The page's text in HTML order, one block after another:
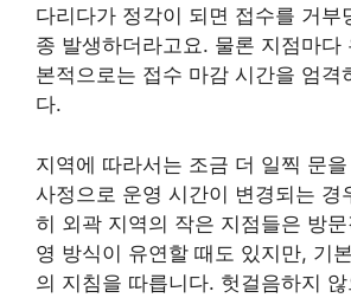
다리다가 정각이 되면 접수를 거부
종 발생하더라고요. 물론 지점마다
본적으로는 접수 마감 시간을 엄격
다.
지역에 따라서는 조금 더 일찍 문
사정으로 운영 시간이 변경되는 경
히 외곽 지역의 작은 지점들은 방
영 방식이 유연할 때도 있지만, 기
의 지침을 따릅니다. 헛걸음하지